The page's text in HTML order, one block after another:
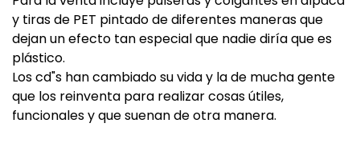
y tiras de PET pintado de diferentes maneras que
dejan un efecto tan especial que nadie diría que es
plástico.
Los cd"s han cambiado su vida y la de mucha gente
que los reinventa para realizar cosas útiles,
funcionales y que suenan de otra manera.